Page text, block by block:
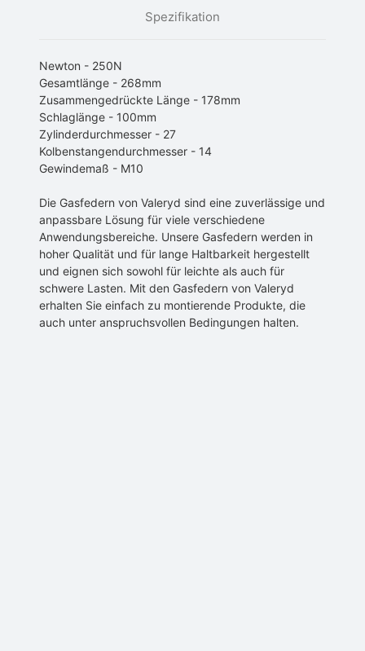
Spezifikation
Newton - 250N
Gesamtlänge - 268mm
Zusammengedrückte Länge - 178mm
Schlaglänge - 100mm
Zylinderdurchmesser - 27
Kolbenstangendurchmesser - 14
Gewindemaß - M10
Die Gasfedern von Valeryd sind eine zuverlässige und
anpassbare Lösung für viele verschiedene
Anwendungsbereiche. Unsere Gasfedern werden in
hoher Qualität und für lange Haltbarkeit hergestellt
und eignen sich sowohl für leichte als auch für
schwere Lasten. Mit den Gasfedern von Valeryd
erhalten Sie einfach zu montierende Produkte, die
auch unter anspruchsvollen Bedingungen halten.